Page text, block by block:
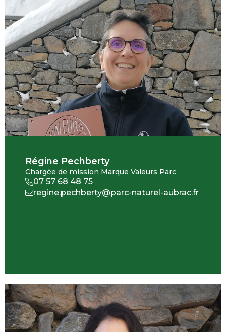
Régine Pechberty
Chargée de mission Marque Valeurs Parc
07 57 68 48 75
regine.pechberty@parc-naturel-aubrac.fr